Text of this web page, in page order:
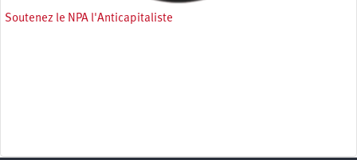
Soutenez le NPA l'Anticapitaliste